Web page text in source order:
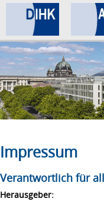
Home
Datenschutz
Impressum
Impressum
Verantwortlich für
Herausgeber: